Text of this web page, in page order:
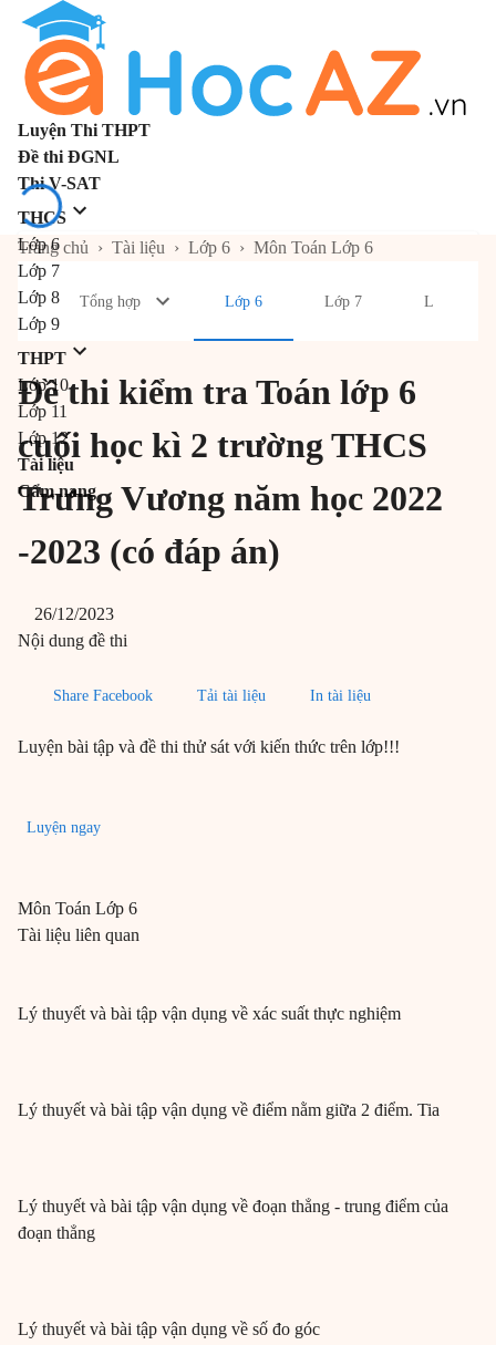
Luyện Thi THPT
Đề thi ĐGNL
Thi V-SAT
THCS
Lớp 6
Lớp 7
Lớp 8
Lớp 9
THPT
Lớp 10
Lớp 11
Lớp 12
Tài liệu
Cẩm nang
Trang chủ › Tài liệu › Lớp 6 › Môn Toán Lớp 6
Tổng hợp Lớp 6 Lớp 7 Lớp 8
Đề thi kiểm tra Toán lớp 6
cuối học kì 2 trường THCS
Trưng Vương năm học 2022
-2023 (có đáp án)
26/12/2023
Nội dung đề thi
Share Facebook Tải tài liệu In tài liệu
Luyện bài tập và đề thi thử sát với kiến thức trên lớp!!!
Luyện ngay
Môn Toán Lớp 6
Tài liệu liên quan
Lý thuyết và bài tập vận dụng về xác suất thực nghiệm
Lý thuyết và bài tập vận dụng về điểm nằm giữa 2 điểm. Tia
Lý thuyết và bài tập vận dụng về đoạn thẳng - trung điểm của
đoạn thẳng
Lý thuyết và bài tập vận dụng về số đo góc